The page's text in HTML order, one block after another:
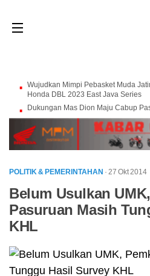
Wujudkan Mimpi Pebasket Muda
Honda DBL 2023 East Java Series
Dukungan Mas Dion Maju Cabup
POLITIK & PEMERINTAHAN · 27 Okt 2014
Belum Usulkan
Pasuruan Masih
KHL